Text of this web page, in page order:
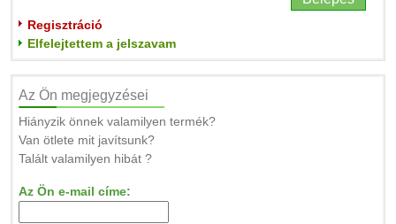
Regisztráció
Elfelejtettem a jelszavam
Az Ön megjegyzései
Hiányzik önnek valamilyen termék?
Van ötlete mit javítsunk?
Talált valamilyen hibát ?
Az Ön e-mail címe: